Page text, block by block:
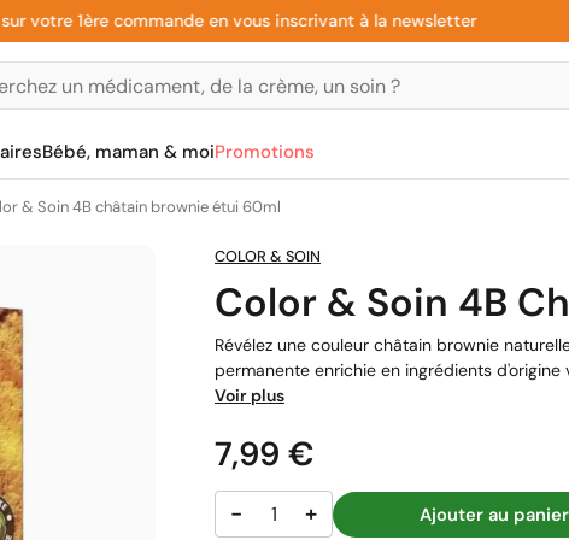
votre 1ère commande en vous inscrivant à la newsletter
Bébé, maman & moiPromotions
& Soin 4B châtain brownie étui 60ml
COLOR & SOIN
Color & Soin 4B
Révélez une couleur châtain brownie
permanente enrichie en ingrédients
Voir plus
Prix
7,99 €
− + Ajouter au panier